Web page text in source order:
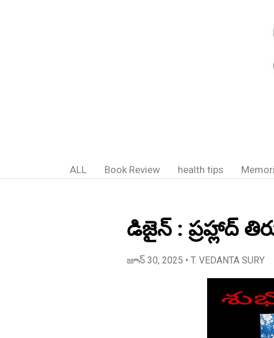
ALL Book Review health tips
డిజైన్ : ప్రహ్లాద్
జూన్ 30, 2025 • T. VEDANTA SURY